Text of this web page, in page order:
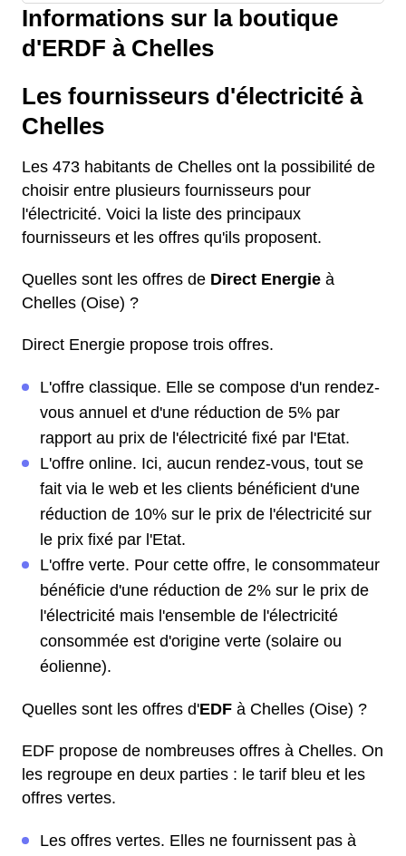
Informations sur la boutique
d'ERDF à Chelles
Les fournisseurs d'électricité à
Chelles
Les 473 habitants de Chelles ont la possibilité de
choisir entre plusieurs fournisseurs pour
l'électricité. Voici la liste des principaux
fournisseurs et les offres qu'ils proposent.
Quelles sont les offres de Direct Energie à
Chelles (Oise) ?
Direct Energie propose trois offres.
L'offre classique. Elle se compose d'un rendez-
vous annuel et d'une réduction de 5% par
rapport au prix de l'électricité fixé par l'Etat.
L'offre online. Ici, aucun rendez-vous, tout se
fait via le web et les clients bénéficient d'une
réduction de 10% sur le prix de l'électricité sur
le prix fixé par l'Etat.
L'offre verte. Pour cette offre, le consommateur
bénéficie d'une réduction de 2% sur le prix de
l'électricité mais l'ensemble de l'électricité
consommée est d'origine verte (solaire ou
éolienne).
Quelles sont les offres d'EDF à Chelles (Oise) ?
EDF propose de nombreuses offres à Chelles. On
les regroupe en deux parties : le tarif bleu et les
offres vertes.
Les offres vertes. Elles ne fournissent pas à